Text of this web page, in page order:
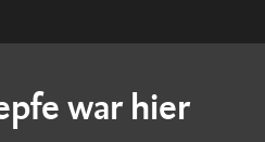
war hier